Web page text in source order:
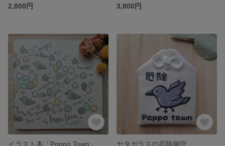
2,800円
3,800円
イラスト本「Poppo Town」
ヤタガラスの厄除御守